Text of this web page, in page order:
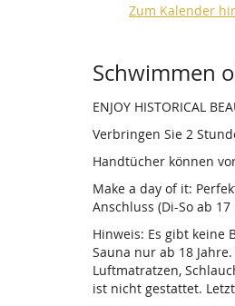
Zum Kalender
Produkte
Schwimmen
ENJOY HISTORICAL
Verbringen Sie 2
Handtücher können
Make a day of it:
Anschluss (Di-So ab 17
Hinweis: Es gibt keine
Sauna nur ab 18
Luftmatratzen,
ist nicht gestattet.